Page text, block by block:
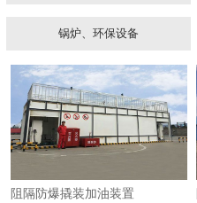
锅炉、环保设备
阻隔防爆撬装加油装置